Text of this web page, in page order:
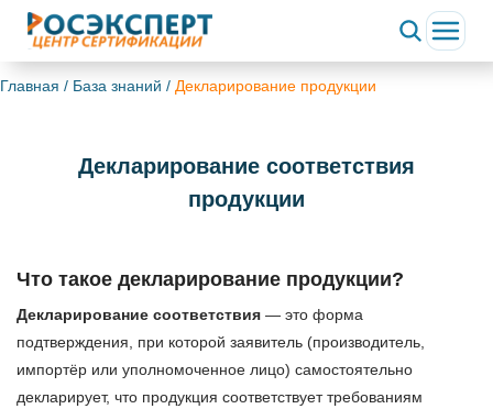
Главная / База знаний / Декларирование продукции
Декларирование соответствия
продукции
Что такое декларирование продукции?
Декларирование соответствия — это форма
подтверждения, при которой заявитель (производитель,
импортёр или уполномоченное лицо) самостоятельно
декларирует, что продукция соответствует требованиям